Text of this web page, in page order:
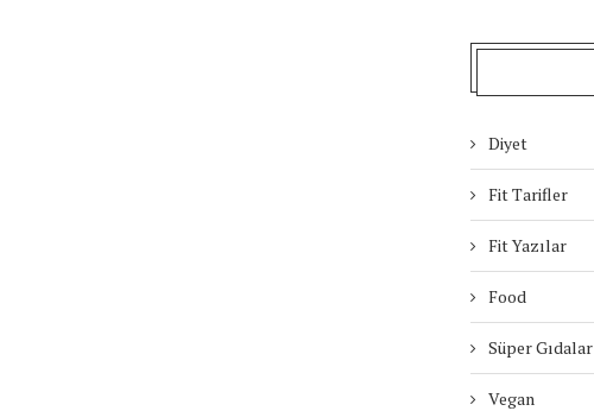
Diyet
Fit Tarifler
Fit Yazılar
Food
Süper Gıdalar
Vegan